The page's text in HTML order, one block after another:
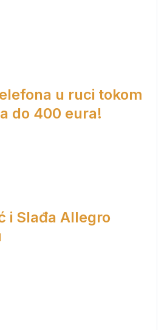
u ruci tokom
do 400 eura!
i Slađa Allegro